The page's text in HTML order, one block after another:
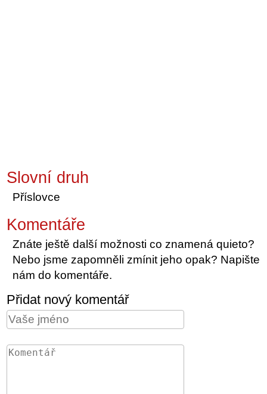
Slovní druh
Příslovce
Komentáře
Znáte ještě další možnosti co znamená quieto?
Nebo jsme zapomněli zmínit jeho opak? Napište
nám do komentáře.
Přidat nový komentář